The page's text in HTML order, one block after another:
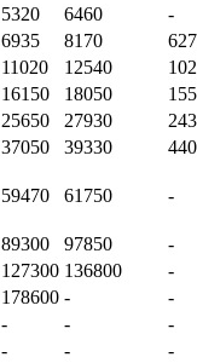
5320 6460
-
6935 8170
11020 12540
16150 18050
25650 27930
37050 39330
59470 61750 -
89300 97850
-
127300 136800
-
178600 -
-
- -
-
- - -